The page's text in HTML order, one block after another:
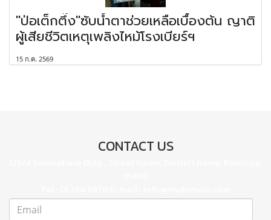
"ป่อเต็กตึ๊ง"ซับน้ำตาช่วยเหลือเบื้องต้น ญาติ
ผู้เสียชีวิตเหตุเพลิงไหม้โรงเบียร์ฯ
15 ก.ค. 2569
CONTACT US